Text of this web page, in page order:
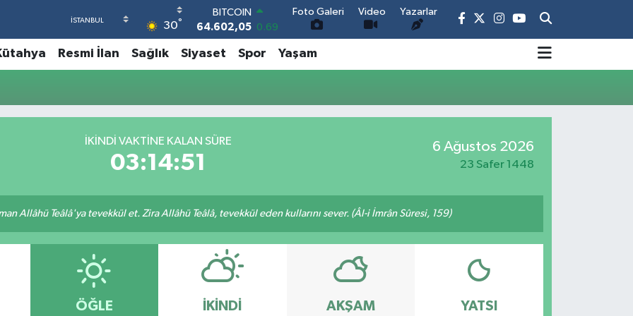
30°
BITCOIN
64.602,05 0.69
DOLAR
47,5986 0.06
EURO
64,2438 0.21
6513.94
Foto Galeri Video Yazarlar
Resmi İlan Sağlık Siyaset Spor Yaşam
İKINDI VAKTINE KALAN SÜRE
03:14:51
6 Ağustos 2026
23 Safer 1448
Allâhü Teâlâ'ya tevekkül et. Zira Allâhü Teâlâ, tevekkül eden kullarını sever. (Âl-i İmrân Sûresi, 159)
ÖĞLE İKINDI AKŞAM YATSI